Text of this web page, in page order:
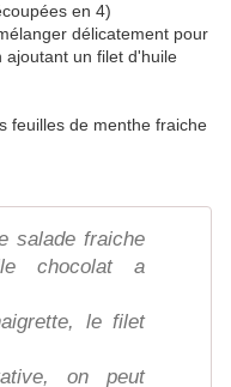
en 4)
délicatement pour
ajoutant un filet d'huile
feuilles de menthe fraiche
salade fraiche
chocolat a
le filet
on peut